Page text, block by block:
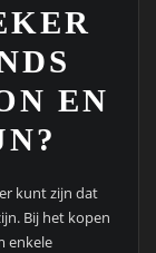
EN
kunt zijn dat
Bij het kopen
enkele